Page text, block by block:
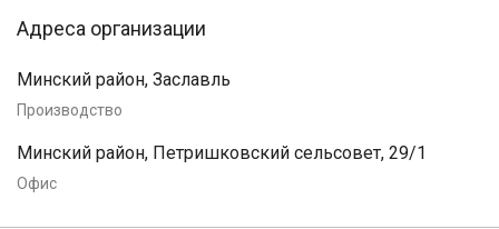
Адреса организации
Минский район, Заславль
Производство
Минский район, Петришковский сельсовет, 29/1
Офис